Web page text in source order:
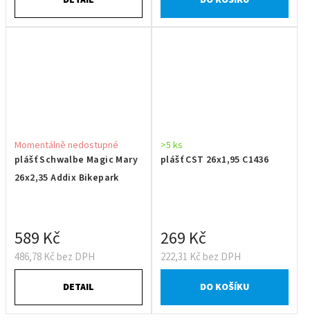
plášť Schwalbe Magic Mary
26x2,35 Addix Bikepark
Momentálně nedostupné
486,78 Kč bez DPH
589 Kč
DETAIL
plášť CST 26x1,95 C1436
>5 ks
222,31 Kč bez DPH
269 Kč
DO KOŠÍKU